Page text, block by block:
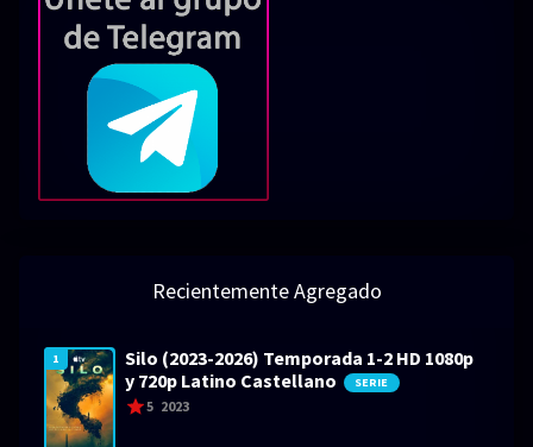
Recientemente Agregado
1
Silo (2023-2026) Temporada 1-2 HD 1080p
y 720p Latino Castellano
SERIE
5 2023